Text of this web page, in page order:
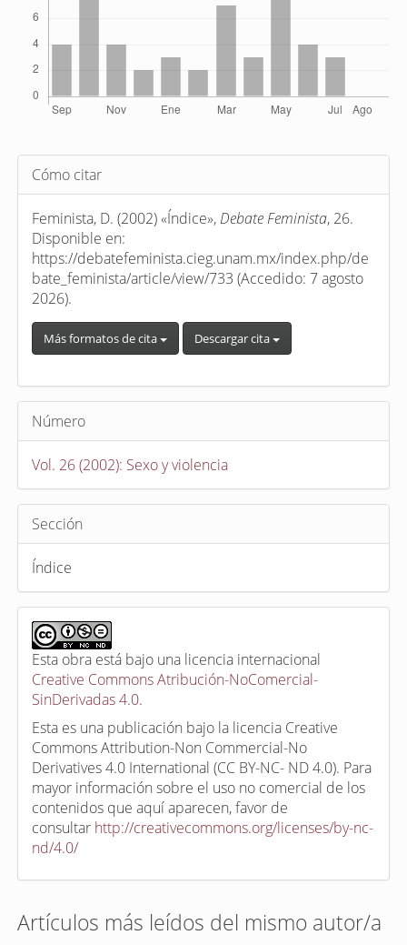
Detalles
del
artículo
Cómo citar
Feminista, D. (2002) «Índice», Debate Feminista, 26.
Disponible en:
https://debatefeminista.cieg.unam.mx/index.php/de
bate_feminista/article/view/733 (Accedido: 7 agosto
2026).
Más formatos de cita Descargar cita
Número
Vol. 26 (2002): Sexo y violencia
Sección
Índice
Esta obra está bajo una licencia internacional
Creative Commons Atribución-NoComercial-
SinDerivadas 4.0.
Esta es una publicación bajo la licencia Creative
Commons Attribution-Non Commercial-No
Derivatives 4.0 International (CC BY-NC- ND 4.0). Para
mayor información sobre el uso no comercial de los
contenidos que aquí aparecen, favor de
consultar http://creativecommons.org/licenses/by-nc-
nd/4.0/
Artículos más leídos del mismo autor/a